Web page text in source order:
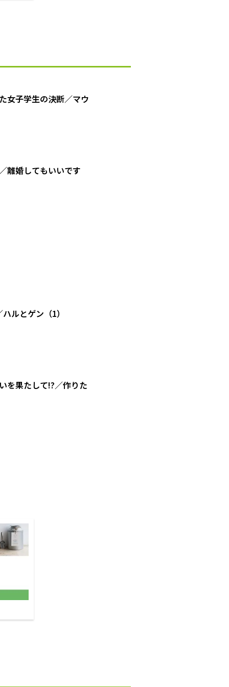
女子学生の決断／マウ
離婚してもいいです
ルとゲン（1）
を果たして!?／作りた